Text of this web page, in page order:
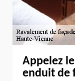
Appelez
enduit de